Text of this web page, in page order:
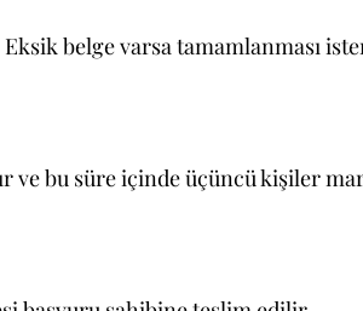
belge varsa tamamlanması
ve bu süre içinde üçüncü kişiler